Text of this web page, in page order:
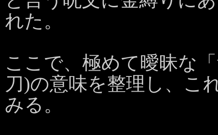
れた。
ここで、極めて曖昧な
刀)の意味を整理し、こ
みる。